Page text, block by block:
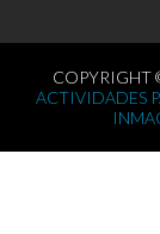
COPYRIGHT
ACTIVIDADES